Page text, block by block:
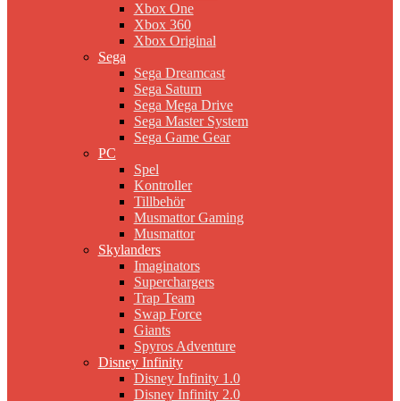
Xbox One
Xbox 360
Xbox Original
Sega
Sega Dreamcast
Sega Saturn
Sega Mega Drive
Sega Master System
Sega Game Gear
PC
Spel
Kontroller
Tillbehör
Musmattor Gaming
Musmattor
Skylanders
Imaginators
Superchargers
Trap Team
Swap Force
Giants
Spyros Adventure
Disney Infinity
Disney Infinity 1.0
Disney Infinity 2.0